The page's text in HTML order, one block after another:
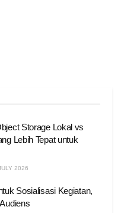
Storage Lokal vs
Lebih Tepat untuk
2026
Sosialisasi Kegiatan,